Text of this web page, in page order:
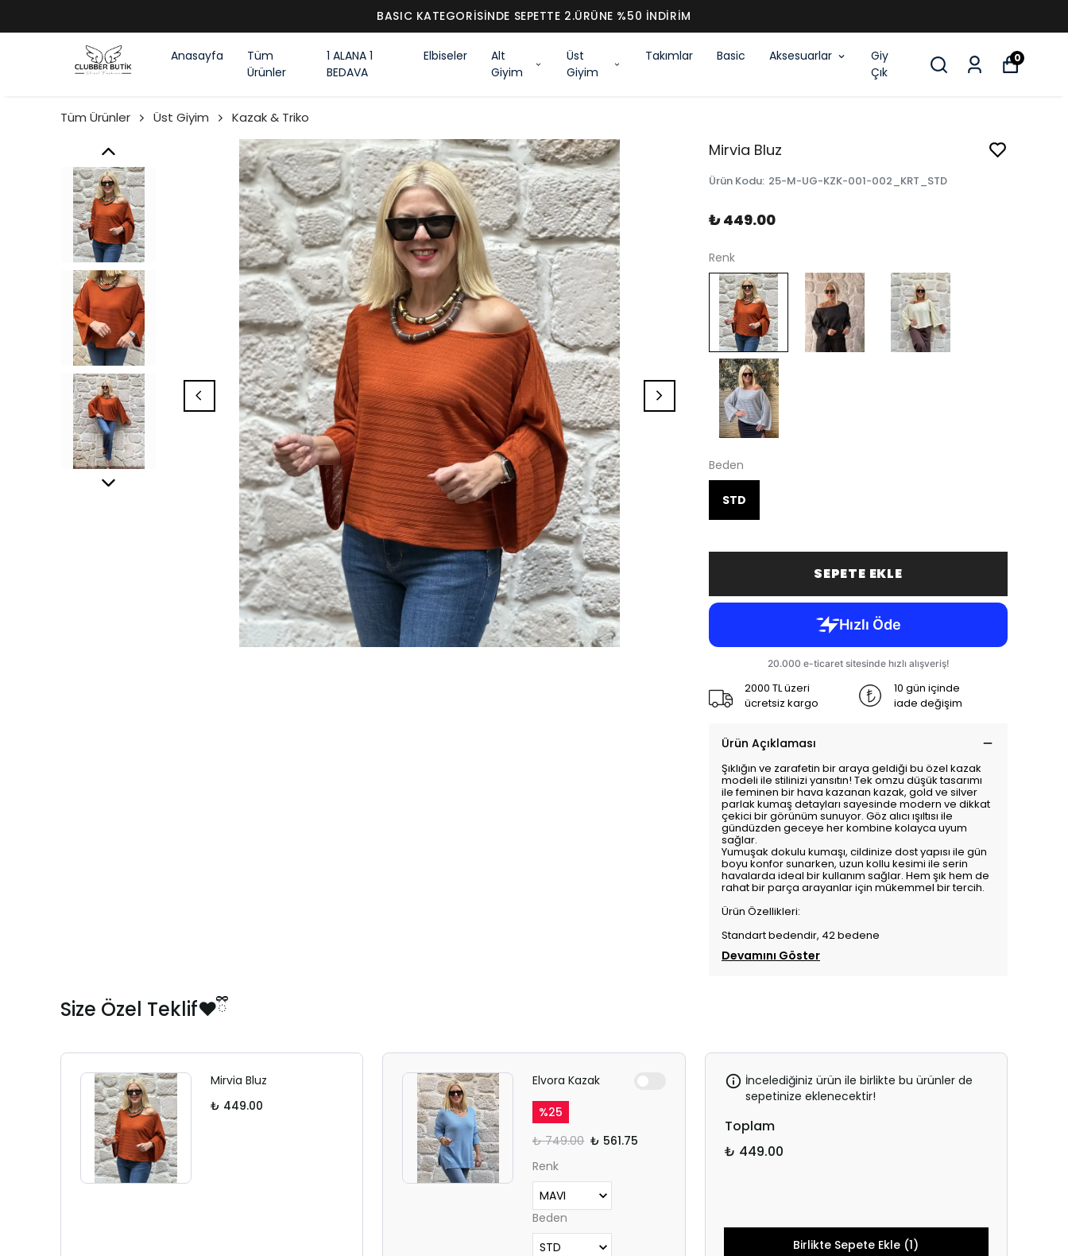
BASIC KATEGORİSİNDE SEPETTE 2.ÜRÜNE %50 İNDİRİM
Anasayfa
Tüm
Ürünler
1 ALANA 1
BEDAVA
Elbiseler
Alt
Giyim
Üst
Giyim
Takımlar Basic Aksesuarlar
Giy
Çık
0
Tüm Ürünler Üst Giyim Kazak & Triko
Mirvia Bluz
Ürün Kodu: 25-M-UG-KZK-001-002_KRT_STD
₺ 449.00
Renk
Beden
STD
SEPETE EKLE
2000 TL üzeri
ücretsiz kargo
10 gün içinde
iade değişim
Ürün Açıklaması
Şıklığın ve zarafetin bir araya geldiği bu özel kazak
modeli ile stilinizi yansıtın! Tek omzu düşük tasarımı
ile feminen bir hava kazanan kazak, gold ve silver
parlak kumaş detayları sayesinde modern ve dikkat
çekici bir görünüm sunuyor. Göz alıcı ışıltısı ile
gündüzden geceye her kombine kolayca uyum
sağlar.
Yumuşak dokulu kumaşı, cildinize dost yapısı ile gün
boyu konfor sunarken, uzun kollu kesimi ile serin
havalarda ideal bir kullanım sağlar. Hem şık hem de
rahat bir parça arayanlar için mükemmel bir tercih.
Ürün Özellikleri:
Standart bedendir, 42 bedene
Devamını Göster
Size Özel Teklif❤️ྀི
Mirvia Bluz
₺ 449.00
Elvora Kazak
%25
₺ 749.00 ₺ 561.75
Renk
Beden
İncelediğiniz ürün ile birlikte bu ürünler de
sepetinize eklenecektir!
Toplam
₺ 449.00
Birlikte Sepete Ekle (1)